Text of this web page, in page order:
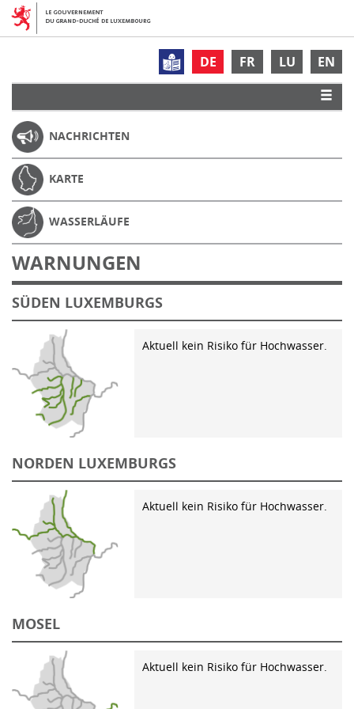
DE FR LU EN
NACHRICHTEN
KARTE
WASSERLÄUFE
WARNUNGEN
SÜDEN LUXEMBURGS
Aktuell kein Risiko für Hochwasser.
NORDEN LUXEMBURGS
Aktuell kein Risiko für Hochwasser.
MOSEL
Aktuell kein Risiko für Hochwasser.